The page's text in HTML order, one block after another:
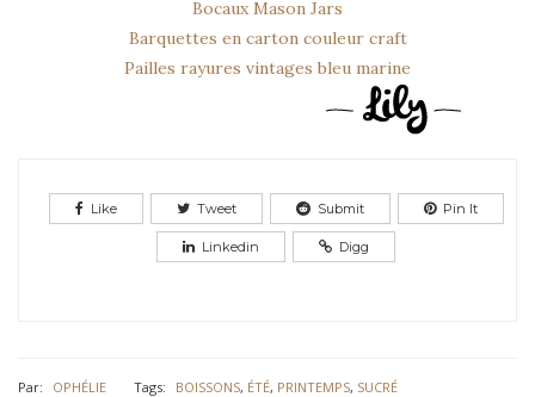
Bocaux Mason Jars
Barquettes en carton couleur craft
Pailles rayures vintages bleu marine
Like Tweet Submit Pin It
Linkedin Digg
Par: OPHÉLIE Tags: BOISSONS, ÉTÉ, PRINTEMPS, SUCRÉ